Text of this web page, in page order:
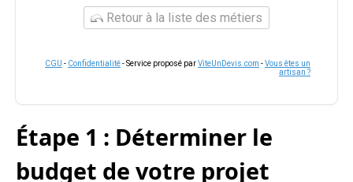
Retour à la liste des métiers
CGU - Confidentialité- Service proposé parViteUnDevis.com -Vous êtes un
artisan ?
Étape 1 : Déterminer le
budget de votre projet